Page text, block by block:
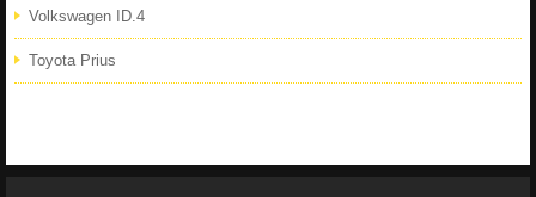
Volkswagen ID.4
Toyota Prius